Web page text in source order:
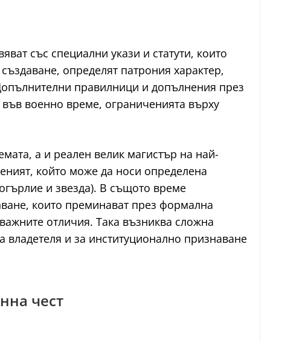
със специални укази и статути, които
определят патрония характер,
правилници и допълнения през
военно време, ограниченията върху
а и реален велик магистър на най-
който може да носи определена
и звезда). В същото време
които преминават през формална
отличия. Така възниква сложна
и за институционално признаване
чест